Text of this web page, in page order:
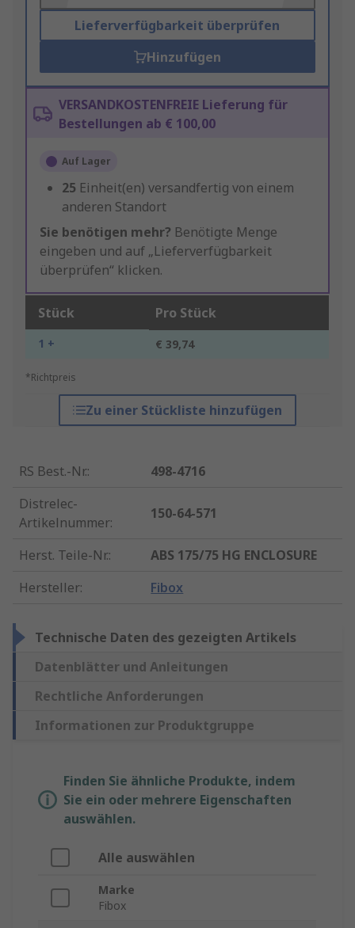
Lieferverfügbarkeit überprüfen
Hinzufügen
VERSANDKOSTENFREIE Lieferung für
Bestellungen ab € 100,00
Auf Lager
25 Einheit(en) versandfertig von einem
anderen Standort
Sie benötigen mehr? Benötigte Menge
eingeben und auf „Lieferverfügbarkeit
überprüfen“ klicken.
Stück Pro Stück
1 + € 39,74
*Richtpreis
Zu einer Stückliste hinzufügen
RS Best.-Nr.:
498-4716
Distrelec-
Artikelnummer:
150-64-571
Herst. Teile-Nr.:
ABS 175/75 HG ENCLOSURE
Hersteller: Fibox
Technische Daten des gezeigten Artikels
Datenblätter und Anleitungen
Rechtliche Anforderungen
Informationen zur Produktgruppe
Finden Sie ähnliche Produkte, indem
Sie ein oder mehrere Eigenschaften
auswählen.
Alle auswählen
Marke
Fibox